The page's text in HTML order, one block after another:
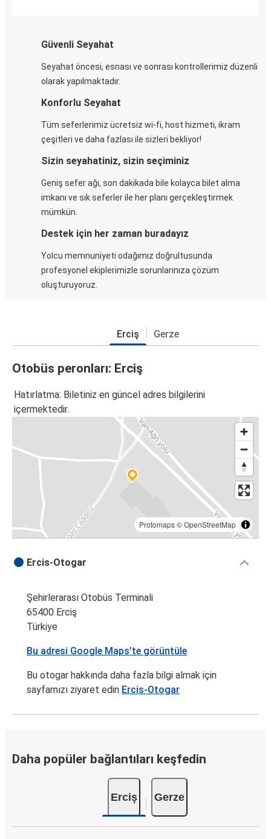
Güvenli Seyahat
Seyahat öncesi, esnası ve sonrası kontrollerimiz düzenli
olarak yapılmaktadır.
Konforlu Seyahat
Tüm seferlerimiz ücretsiz wi-fi, host hizmeti, ikram
çeşitleri ve daha fazlası ile sizleri bekliyor!
Sizin seyahatiniz, sizin seçiminiz
Geniş sefer ağı, son dakikada bile kolayca bilet alma
imkanı ve sık seferler ile her planı gerçekleştirmek
mümkün.
Destek için her zaman buradayız
Yolcu memnuniyeti odağımız doğrultusunda
profesyonel ekiplerimizle sorunlarınıza çözüm
oluşturuyoruz.
Erciş Gerze
Otobüs peronları: Erciş
Hatırlatma: Biletiniz en güncel adres bilgilerini
içermektedir.
Protomaps©OpenStreetMap
Ercis-Otogar
Şehirlerarası Otobüs Terminali
65400 Erciş
Türkiye
Bu adresi Google Maps’te görüntüle
Bu otogar hakkında daha fazla bilgi almak için
sayfamızı ziyaret edin Ercis-Otogar
Daha popüler bağlantıları keşfedin
Erciş Gerze